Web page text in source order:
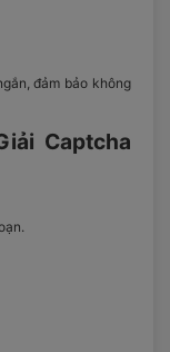
đảm bảo không
Captcha